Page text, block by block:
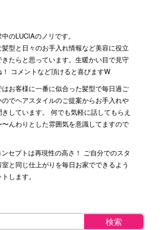
のLUCIAのノリです。
型と日々のお手入れ情報など美容に役立
たらと思っています。生暖かい目で見守
！ コメントなど頂けると喜びますW
お客様に一番に似合った髪型で毎日過ご
のでヘアスタイルのご提案からお手入れや
しています。 何でも気軽に話してもらえ
んわりとした雰囲気を意識してますので
セプトは再現性の高さ！ ご自分でのスタ
と同じ仕上がりを毎日お家でできるよう
します。